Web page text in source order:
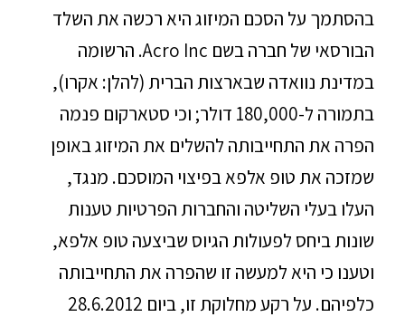
בהסתמך על הסכם המיזוג היא רכשה את השלד
הבורסאי של חברה בשם Acro Inc. הרשומה
במדינת נוואדה שבארצות הברית (להלן: אקרו),
בתמורה ל-180,000 דולר; וכי סטארקום פנמה
הפרה את התחייבותה להשלים את המיזוג באופן
שמזכה את טופ אלפא בפיצוי המוסכם. מנגד,
העלו בעלי השליטה והחברות הפרטיות טענות
שונות ביחס לפעולות הגיוס שביצעה טופ אלפא,
וטענו כי היא למעשה זו שהפרה את התחייבותה
כלפיהם. על רקע מחלוקת זו, ביום 28.6.2012